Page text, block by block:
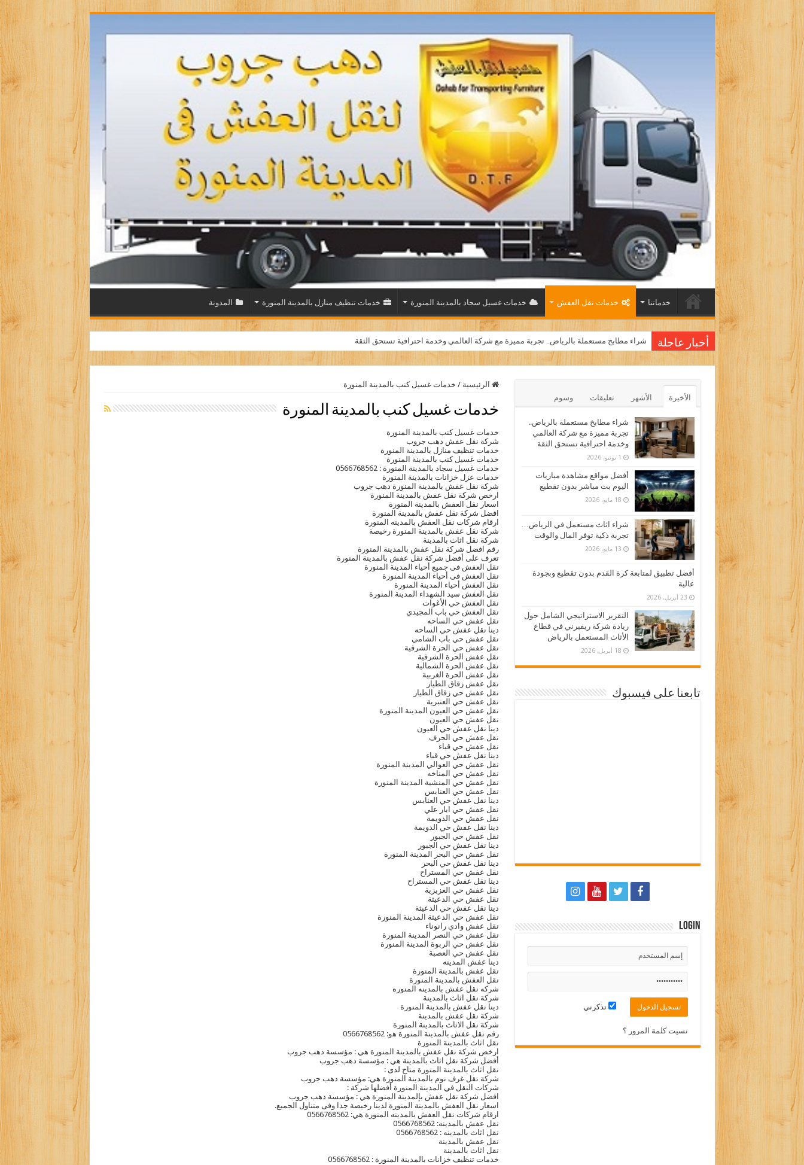
خدماتنا خدمات نقل العفش خدمات غسيل سجاد بالمدينة المنورة خدمات تنظيف منازل بالمدينة المنورة المدونة
أخبار عاجلة شراء مطابخ مستعملة بالرياض.. تجربة مميزة مع شركة العالمي وخدمة احترافية تستحق الثقة
الرئيسية / خدمات غسيل كنب بالمدينة المنورة
خدمات غسيل كنب بالمدينة المنورة
خدمات غسيل كنب بالمدينة المنورة
شركة نقل عفش دهب جروب
خدمات تنظيف منازل بالمدينة المنورة
خدمات غسيل كنب بالمدينة المنورة
خدمات غسيل سجاد بالمدينة المنورة : 0566768562
خدمات عزل خزانات بالمدينة المنورة
شركة نقل عفش بالمدينة المنورة دهب جروب
ارخص شركة نقل عفش بالمدينة المنورة
اسعار نقل العفش بالمدينة المنورة
افضل شركة نقل عفش بالمدينة المنورة
ارقام شركات نقل العفش بالمدينه المنورة
شركة نقل عفش بالمدينة المنورة رخيصة
شركة نقل اثاث بالمدينة
رقم افضل شركة نقل عفش بالمدينة المنورة
تعرف على أفضل شركة نقل عفش بالمدينة المنورة
نقل العفش فى جميع أحياء المدينة المنورة
نقل العفش فى أحياء المدينة المنورة
نقل العفش أحياء المدينة المنورة
نقل العفش سيد الشهداء المدينة المنورة
نقل العفش حي الأغوات
نقل العفش حي باب المجيدي
نقل عفش حي الساحه
دينا نقل عفش حي الساحه
نقل عفش حي باب الشامي
نقل عفش حي الحرة الشرقية
نقل عفش الحرة الشرقية
نقل عفش الحرة الشمالية
نقل عفش الحرة الغربية
نقل عفش زقاق الطيار
نقل عفش حي زقاق الطيار
نقل عفش حي العنبرية
نقل عفش حي العيون المدينة المنورة
نقل عفش حي العيون
دينا نقل عفش حي العيون
نقل عفش حي الجرف
نقل عفش حي قباء
دينا نقل عفش حي قباء
نقل عفش حي العوالي المدينة المنورة
نقل عفش حي المناخه
نقل عفش حي المنشية المدينة المنورة
نقل عفش حي العنابس
دينا نقل عفش حي العنابس
نقل عفش حي ابار علي
نقل عفش حي الدويمة
دينا نقل عفش حي الدويمة
نقل عفش حي الجبور
دينا نقل عفش حي الجبور
نقل عفش حي البحر المدينة المنورة
دينا نقل عفش حي البحر
نقل عفش حي المستراح
دينا نقل عفش حي المستراح
نقل عفش حي العزيزية
نقل عفش حي الدعيثة
دينا نقل عفش حي الدعيثة
نقل عفش حي الدعيثة المدينة المنورة
نقل عفش وادي رانوناء
نقل عفش حي النصر المدينة المنورة
نقل عفش حي الربوة المدينة المنورة
نقل عفش حي العصبة
دينا عفش المدينه
نقل عفش بالمدينة المنورة
نقل العفش بالمدينة المنورة
شركه نقل عفش بالمدينه المنوره
شركة نقل اثاث بالمدينة
دينا نقل عفش بالمدينة المنورة
شركة نقل عفش بالمدينة
شركة نقل الاثاث بالمدينة المنورة
رقم نقل عفش بالمدينة المنورة هو: 0566768562
نقل اثاث بالمدينة المنورة
ارخص شركة نقل عفش بالمدينة المنورة هي : مؤسسة دهب جروب
أفضل شركة نقل اثاث بالمدينة هي : مؤسسة دهب جروب
نقل اثاث بالمدينة المنورة متاح لدى :
شركة نقل غرف نوم بالمدينة المنورة هي: مؤسسة دهب جروب
شركات النقل في المدينة المنورة أفضلها شركة :
افضل شركة نقل عفش بإلمدينة المنورة هي : مؤسسة دهب جروب
اسعار نقل العفش بالمدينة المنورة لدينا رخيصة جدا وفى متناول الجميع.
ارقام شركات نقل العفش بالمدينه المنورة هي: 0566768562
نقل عفش بالمدينه: 0566768562
نقل اثاث بالمدينه : 0566768562
نقل عفش بالمدينة
نقل اثاث بالمدينة
خدمات تنظيف خزانات بالمدينة المنورة : 0566768562
الأخيرة الأشهر تعليقات وسوم
شراء مطابخ مستعملة بالرياض..
تجربة مميزة مع شركة العالمي
وخدمة احترافية تستحق الثقة
1 يونيو، 2026
أفضل مواقع مشاهدة مباريات
اليوم بث مباشر بدون تقطيع
18 مايو، 2026
شراء اثاث مستعمل في الرياض…
تجربة ذكية توفر المال والوقت
13 مايو، 2026
أفضل تطبيق لمتابعة كرة القدم بدون تقطيع وبجودة
عالية
23 أبريل، 2026
التقرير الاستراتيجي الشامل حول
ريادة شركة ريفيرني في قطاع
الأثاث المستعمل بالرياض
18 أبريل، 2026
تابعنا على فيسبوك
Login
تذكرني
نسيت كلمة المرور ؟